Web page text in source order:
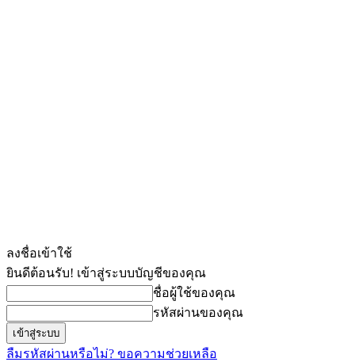
ลงชื่อเข้าใช้
ยินดีต้อนรับ! เข้าสู่ระบบบัญชีของคุณ
ชื่อผู้ใช้ของคุณ
รหัสผ่านของคุณ
ลืมรหัสผ่านหรือไม่? ขอความช่วยเหลือ